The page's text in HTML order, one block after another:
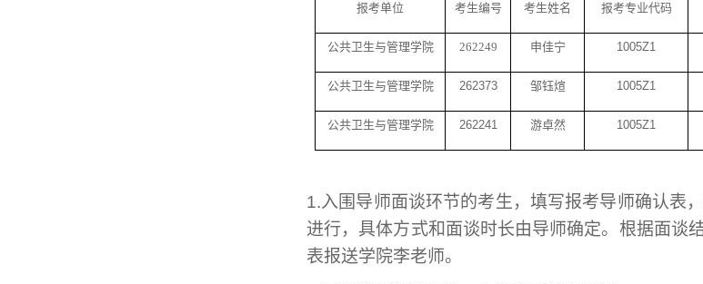
报考单位 考生编号 考生姓名 报考专业代码
公共卫生与管理学院 262249 申佳宁 1005Z1
公共卫生与管理学院 262373 邹钰煊 1005Z1
公共卫生与管理学院 262241 游卓然 1005Z1
1.入围导师面谈环节的考生，填写报考导师确认表
进行，具体方式和面谈时长由导师确定。根据面谈
表报送学院李老师。